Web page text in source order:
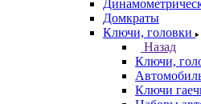
Домкраты
Ключи, головки
Назад
Ключи,
Ключи